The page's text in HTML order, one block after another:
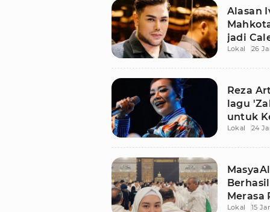
Alasan
jadi
Lokal 26
Reza
lagu
untuk
Lokal 24
Merasa
Lokal 15